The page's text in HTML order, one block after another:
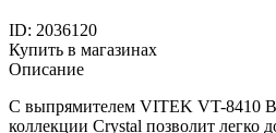
ID: 2036120
Купить в магазинах
Описание
С выпрямителем VITEK VT-8410
коллекции Crystal позволит легко